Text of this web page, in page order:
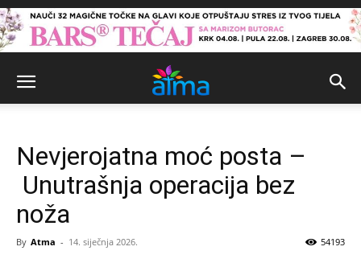
Nevjerojatna moć posta –
Unutrašnja operacija bez
noža
By Atma - 14. siječnja 2026. 54193